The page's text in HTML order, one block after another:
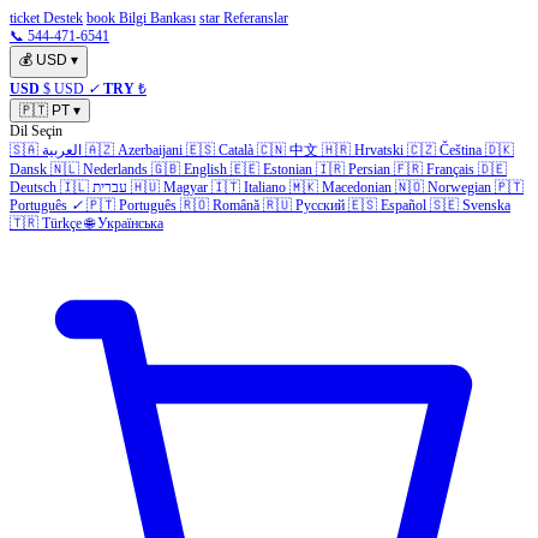
ticket Destek book Bilgi Bankası star Referanslar
📞 544-471-6541
💰 USD ▾
USD $ USD ✓ TRY ₺
🇵🇹 PT ▾
Dil Seçin
🇸🇦 العربية 🇦🇿 Azerbaijani 🇪🇸 Català 🇨🇳 中文 🇭🇷 Hrvatski 🇨🇿 Čeština 🇩🇰
Dansk 🇳🇱 Nederlands 🇬🇧 English 🇪🇪 Estonian 🇮🇷 Persian 🇫🇷 Français 🇩🇪
Deutsch 🇮🇱 עברית 🇭🇺 Magyar 🇮🇹 Italiano 🇲🇰 Macedonian 🇳🇴 Norwegian 🇵🇹
Português ✓ 🇵🇹 Português 🇷🇴 Română 🇷🇺 Русский 🇪🇸 Español 🇸🇪 Svenska
🇹🇷 Türkçe 🌐 Українська